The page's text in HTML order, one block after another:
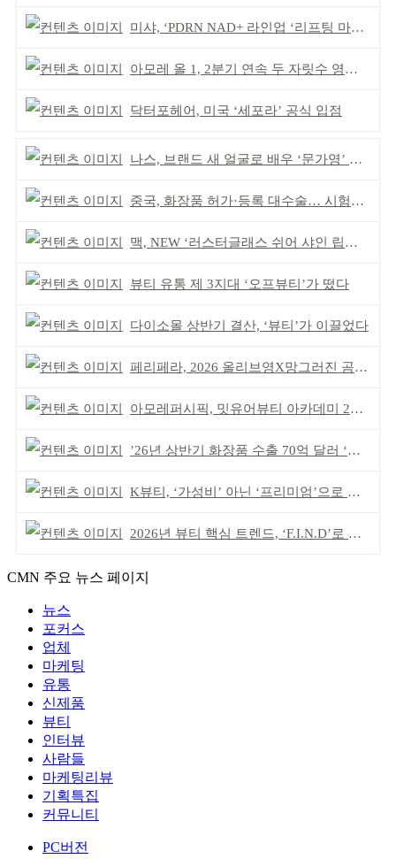
미샤, ‘PDRN NAD+ 라인업 ‘리프팅 마스크’ 출시
아모레 올 1, 2분기 연속 두 자릿수 영업이익률 기록
닥터포헤어, 미국 ‘세포라’ 공식 입점
나스, 브랜드 새 얼굴로 배우 ‘문가영’ 발탁
중국, 화장품 허가·등록 대수술… 시험자료 공용 허용
맥, NEW ‘러스터글래스 쉬어 샤인 립스틱’ 출시
뷰티 유통 제 3지대 ‘오프뷰티’가 떴다
다이소몰 상반기 결산, ‘뷰티’가 이끌었다
페리페라, 2026 올리브영X망그러진 곰 콜라보
아모레퍼시픽, 밋유어뷰티 아카데미 2기 발대식
’26년 상반기 화장품 수출 70억 달러 ‘역대 최고’
K뷰티, ‘가성비’ 아닌 ‘프리미엄’으로 승부걸어야
2026년 뷰티 핵심 트렌드, ‘F.I.N.D’로 읽는다
CMN 주요 뉴스 페이지
뉴스
포커스
업체
마케팅
유통
신제품
뷰티
인터뷰
사람들
마케팅리뷰
기획특집
커뮤니티
PC버전